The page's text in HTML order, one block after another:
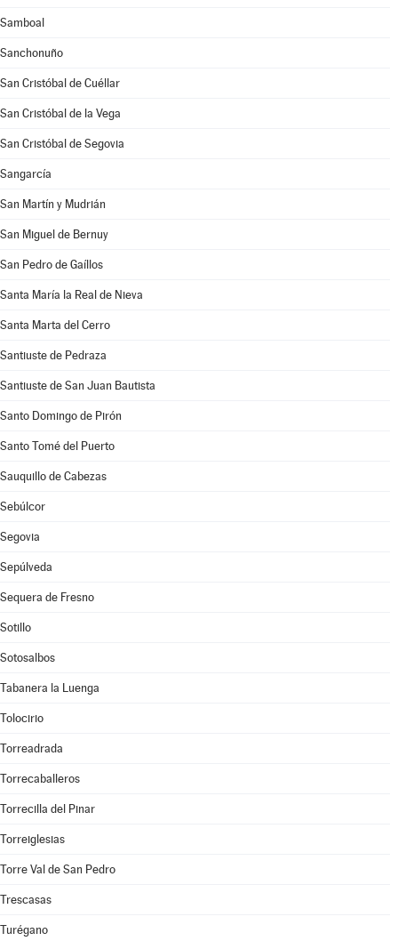
Samboal
Sanchonuño
San Cristóbal de Cuéllar
San Cristóbal de la Vega
San Cristóbal de Segovia
Sangarcía
San Martín y Mudrián
San Miguel de Bernuy
San Pedro de Gaíllos
Santa María la Real de Nieva
Santa Marta del Cerro
Santiuste de Pedraza
Santiuste de San Juan Bautista
Santo Domingo de Pirón
Santo Tomé del Puerto
Sauquillo de Cabezas
Sebúlcor
Segovia
Sepúlveda
Sequera de Fresno
Sotillo
Sotosalbos
Tabanera la Luenga
Tolocirio
Torreadrada
Torrecaballeros
Torrecilla del Pinar
Torreiglesias
Torre Val de San Pedro
Trescasas
Turégano